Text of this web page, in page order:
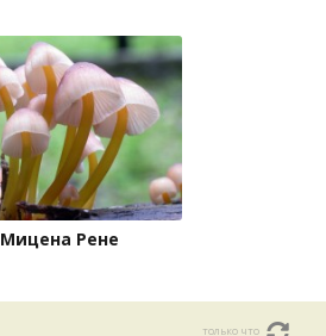
Мицена Рене
только что